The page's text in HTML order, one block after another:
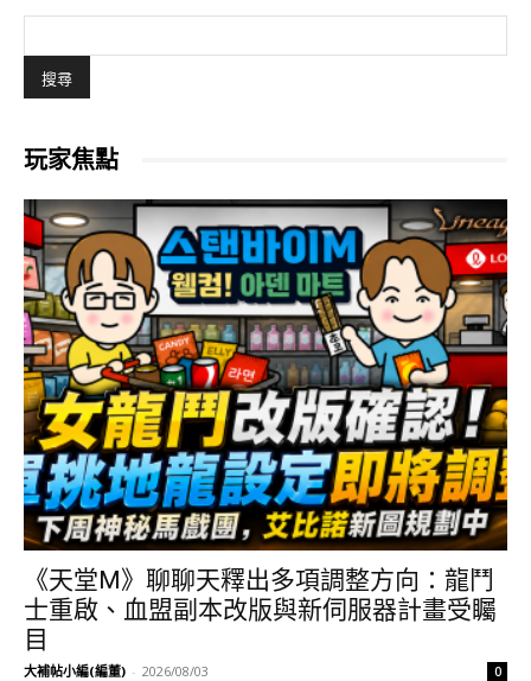
玩家焦點
《天堂M》聊聊天釋出多項調整方向：龍鬥
士重啟、血盟副本改版與新伺服器計畫受矚
目
大補帖小編(編董) - 2026/08/03 0